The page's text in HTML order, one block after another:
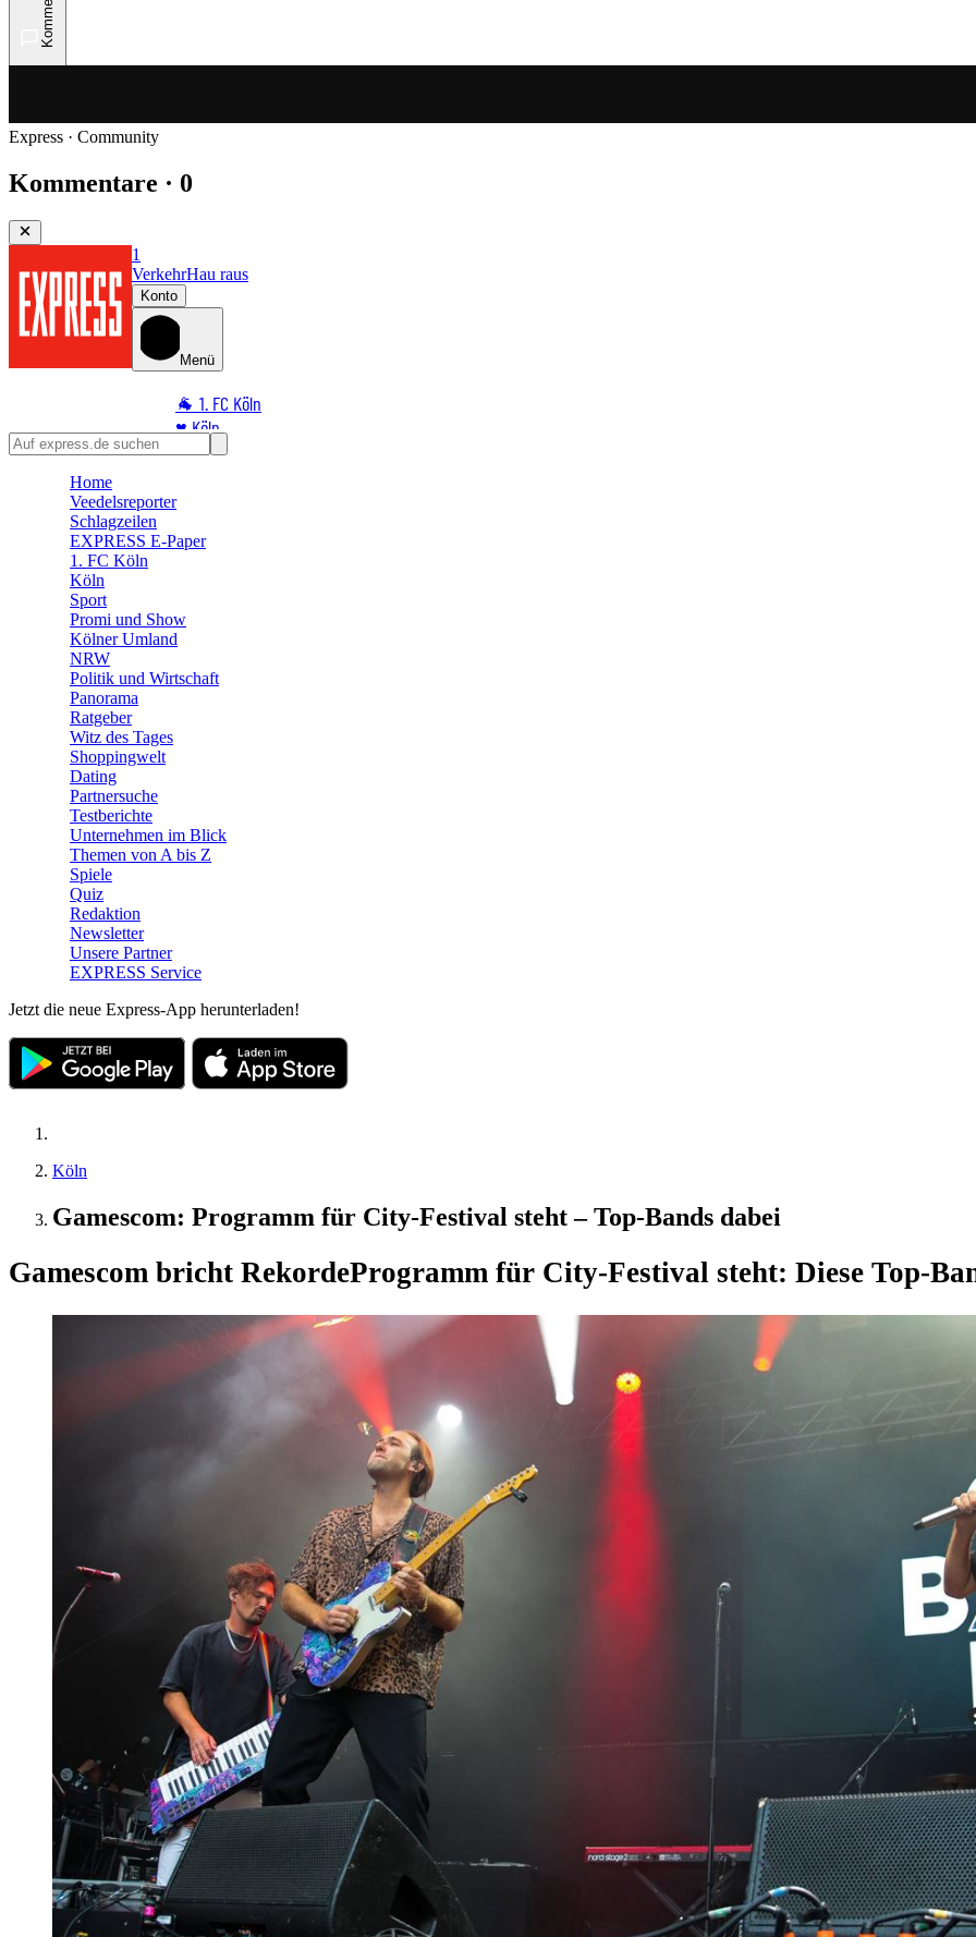
Express · Community
Kommentare · 0
1
VerkehrHau raus
Konto
Menü
🐐 1. FC Köln
♥️ Köln
⭐ Promi
🛒 Shoppingwelt
🧩 Spiele
Home
Veedelsreporter
Schlagzeilen
EXPRESS E-Paper
1. FC Köln
Köln
Sport
Promi und Show
Kölner Umland
NRW
Politik und Wirtschaft
Panorama
Ratgeber
Witz des Tages
Shoppingwelt
Dating
Partnersuche
Testberichte
Unternehmen im Blick
Themen von A bis Z
Spiele
Quiz
Redaktion
Newsletter
Unsere Partner
EXPRESS Service
Jetzt die neue Express-App herunterladen!
Köln
Gamescom: Programm für City-Festival steht – Top-Bands dabei
Gamescom bricht RekordeProgramm für City-Festival steht: Diese Top-